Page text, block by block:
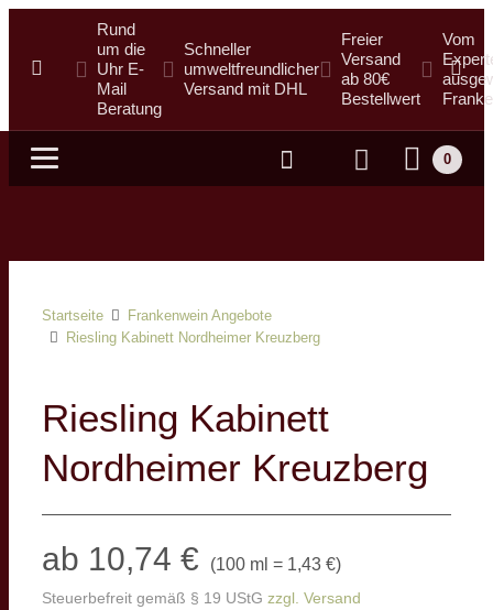
Rund
um die
Uhr E-
Mail
Beratung
Schneller
umweltfreundlicher
Versand mit DHL
Freier
Versand
ab 80€
Bestellwert
Vom
Suche
0
Startseite
Frankenwein Angebote
Riesling Kabinett Nordheimer Kreuzberg
Riesling Kabinett
Nordheimer Kreuzberg
ab 10,74 € (100 ml = 1,43 €)
Steuerbefreit gemäß § 19 UStG zzgl. Versand